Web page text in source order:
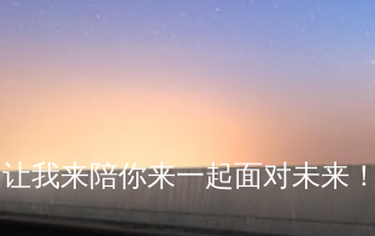
我来陪你来一起面对未来